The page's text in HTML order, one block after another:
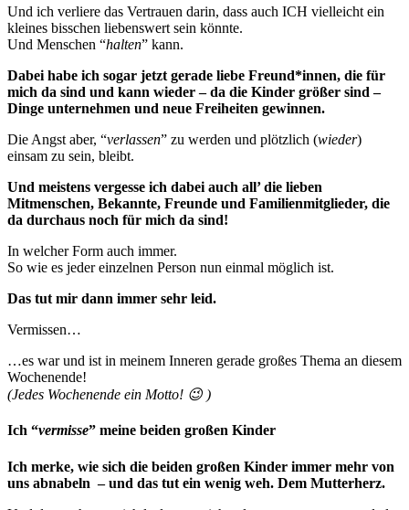
Und ich verliere das Vertrauen darin, dass auch ICH vielleicht ein
kleines bisschen liebenswert sein könnte.
Und Menschen “halten” kann.
Dabei habe ich sogar jetzt gerade liebe Freund*innen, die für
mich da sind und kann wieder – da die Kinder größer sind –
Dinge unternehmen und neue Freiheiten gewinnen.
Die Angst aber, “verlassen” zu werden und plötzlich (wieder)
einsam zu sein, bleibt.
Und meistens vergesse ich dabei auch all’ die lieben
Mitmenschen, Bekannte, Freunde und Familienmitglieder, die
da durchaus noch für mich da sind!
In welcher Form auch immer.
So wie es jeder einzelnen Person nun einmal möglich ist.
Das tut mir dann immer sehr leid.
Vermissen…
…es war und ist in meinem Inneren gerade großes Thema an diesem
Wochenende!
(Jedes Wochenende ein Motto! 😉 )
Ich “vermisse” meine beiden großen Kinder
Ich merke, wie sich die beiden großen Kinder immer mehr von
uns abnabeln – und das tut ein wenig weh. Dem Mutterherz.